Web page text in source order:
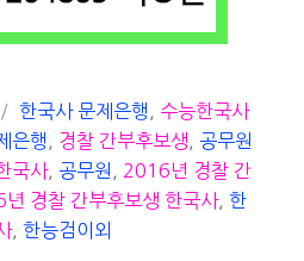
태
그
한국사 문제은행
수능한국사
은행 경찰 간부후보생
공무원
국사, 공무원
2016년 경찰 간
경찰 간부후보생 한국사,한
,한능검이외